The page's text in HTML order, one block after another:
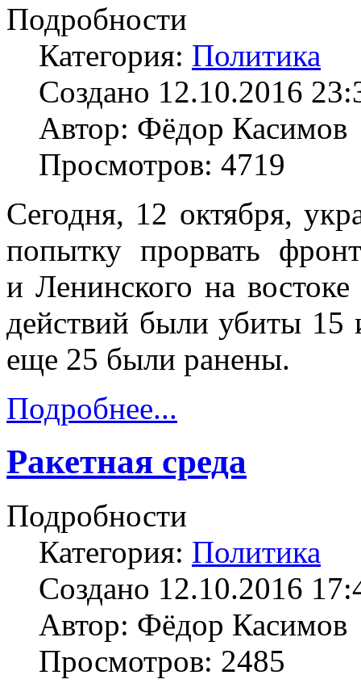
Подробности
Категория: Политика
Создано 12.10.2016
Автор: Фёдор Касимов
Просмотров: 4719
Сегодня, 12 октября,
попытку прорвать
и Ленинского на
действий были убиты ​15
еще 25 были ранены.
Подробнее...
Ракетная среда
Подробности
Категория: Политика
Создано 12.10.2016
Автор: Фёдор Касимов
Просмотров: 2485